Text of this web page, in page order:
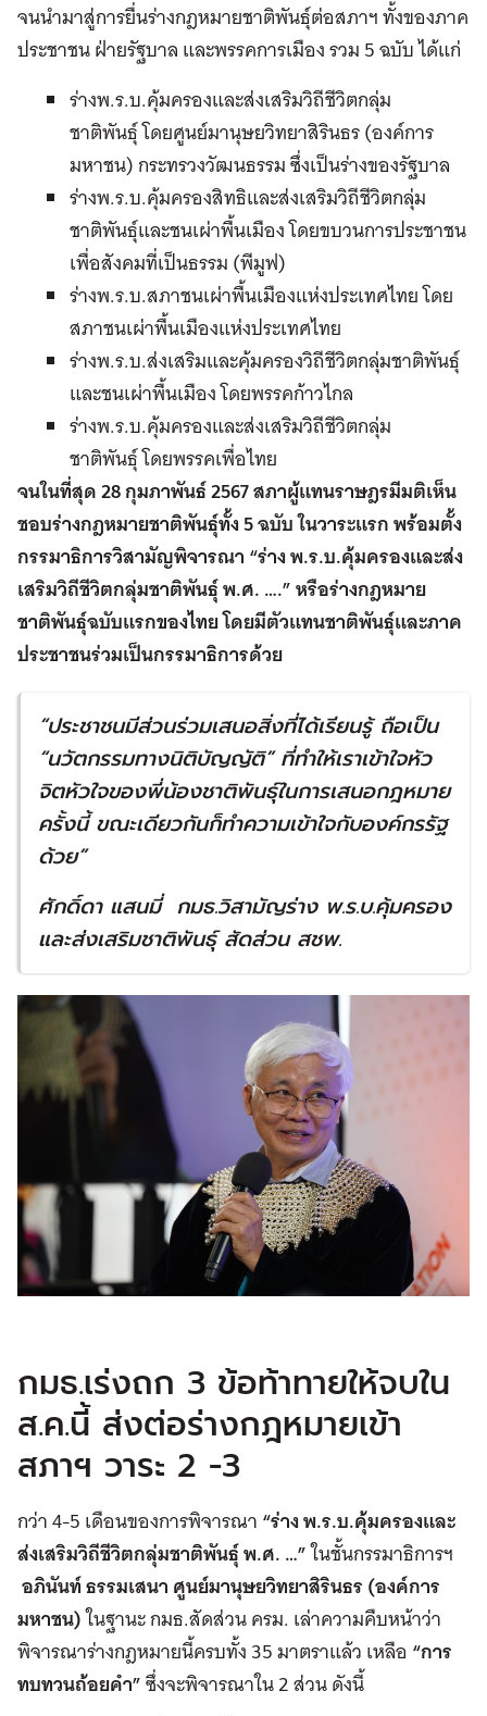
จนนำมาสู่การยื่นร่างกฎหมายชาติพันธุ์ต่อสภาฯ ทั้งของภาค
ประชาชน ฝ่ายรัฐบาล และพรรคการเมือง รวม 5 ฉบับ ได้แก่
ร่างพ.ร.บ.คุ้มครองและส่งเสริมวิถีชีวิตกลุ่ม
ชาติพันธุ์ โดยศูนย์มานุษยวิทยาสิรินธร (องค์การ
มหาชน) กระทรวงวัฒนธรรม ซึ่งเป็นร่างของรัฐบาล
ร่างพ.ร.บ.คุ้มครองสิทธิและส่งเสริมวิถีชีวิตกลุ่ม
ชาติพันธุ์และชนเผ่าพื้นเมือง โดยขบวนการประชาชน
เพื่อสังคมที่เป็นธรรม (พีมูฟ)
ร่างพ.ร.บ.สภาชนเผ่าพื้นเมืองแห่งประเทศไทย โดย
สภาชนเผ่าพื้นเมืองแห่งประเทศไทย
ร่างพ.ร.บ.ส่งเสริมและคุ้มครองวิถีชีวิตกลุ่มชาติพันธุ์
และชนเผ่าพื้นเมือง โดยพรรคก้าวไกล
ร่างพ.ร.บ.คุ้มครองและส่งเสริมวิถีชีวิตกลุ่ม
ชาติพันธุ์ โดยพรรคเพื่อไทย
จนในที่สุด28กุมภาพันธ์2567สภาผู้แทนราษฎรมีมติเห็น
ชอบร่างกฎหมายชาติพันธุ์ทั้ง5ฉบับ ในวาระแรก พร้อมตั้ง
กรรมาธิการวิสามัญพิจารณา“ร่าง พ.ร.บ.คุ้มครองและส่ง
เสริมวิถีชีวิตกลุ่มชาติพันธุ์ พ.ศ. ….”หรือร่างกฎหมาย
ชาติพันธุ์ฉบับแรกของไทย โดยมีตัวแทนชาติพันธุ์และภาค
ประชาชนร่วมเป็นกรรมาธิการด้วย
“ประชาชนมีส่วนร่วมเสนอสิ่งที่ได้เรียนรู้ ถือเป็น
“นวัตกรรมทางนิติบัญญัติ”ที่ทำให้เราเข้าใจหัว
จิตหัวใจของพี่น้องชาติพันธุ์ในการเสนอกฎหมาย
ครั้งนี้ ขณะเดียวกันก็ทำความเข้าใจกับองค์กรรัฐ
ด้วย”
ศักดิ์ดา แสนมี่ กมธ.วิสามัญร่าง พ.ร.บ.คุ้มครอง
และส่งเสริมชาติพันธุ์ สัดส่วน สชพ.
กมธ.เร่งถก 3 ข้อท้าทายให้จบใน
ส.ค.นี้ ส่งต่อร่างกฎหมายเข้า
สภาฯ วาระ 2 -3
กว่า 4-5 เดือนของการพิจารณา“ร่าง พ.ร.บ.คุ้มครองและ
ส่งเสริมวิถีชีวิตกลุ่มชาติพันธุ์ พ.ศ. …”ในชั้นกรรมาธิการฯ
อภินันท์ ธรรมเสนา ศูนย์มานุษยวิทยาสิรินธร(องค์การ
มหาชน)ในฐานะ กมธ.สัดส่วน ครม. เล่าความคืบหน้าว่า
พิจารณาร่างกฎหมายนี้ครบทั้ง 35 มาตราแล้ว เหลือ “การ
ทบทวนถ้อยคำ”ซึ่งจะพิจารณาใน 2 ส่วน ดังนี้